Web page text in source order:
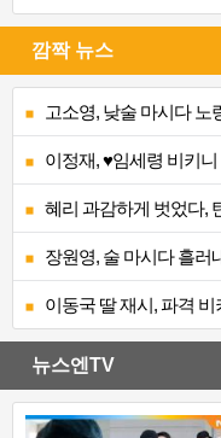
깜짝 뉴스
고소영, 낮술 마시다 노
이정재, ♥임세령 비키
혜리 과감하게 벗었다,
장원영, 술 마시다 흘
이동국 딸 재시, 파격
뉴스엔TV